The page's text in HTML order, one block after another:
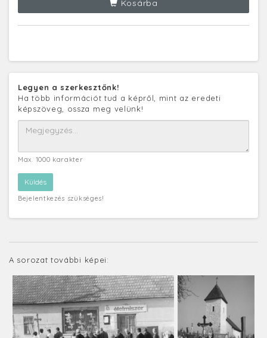
Kosárba
Legyen a szerkesztőnk!
Ha több információt tud a képről, mint az eredeti
képszöveg, ossza meg velünk!
Max. 1000 karakter
Bejelentkezés szükséges!
A sorozat további képei: